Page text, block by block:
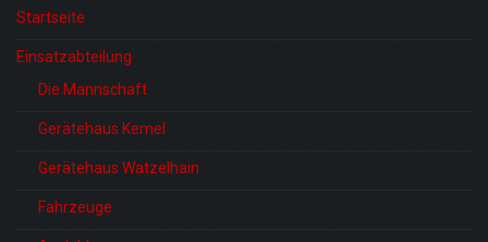
Startseite
Einsatzabteilung
Die Mannschaft
Gerätehaus Kemel
Gerätehaus Watzelhain
Fahrzeuge